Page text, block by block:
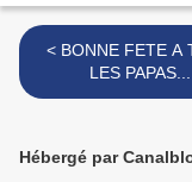
< BONNE FETE A TOUS
LES PAPAS...
Hébergé par